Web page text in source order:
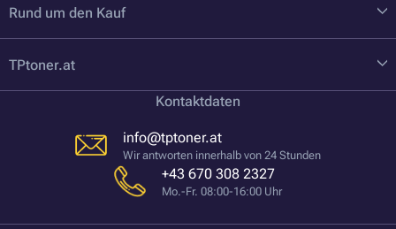
Rund um den Kauf
TPtoner.at
Kontaktdaten
info@tptoner.at
Wir antworten innerhalb von 24 Stunden
+43 670 308 2327
Mo.-Fr. 08:00-16:00 Uhr